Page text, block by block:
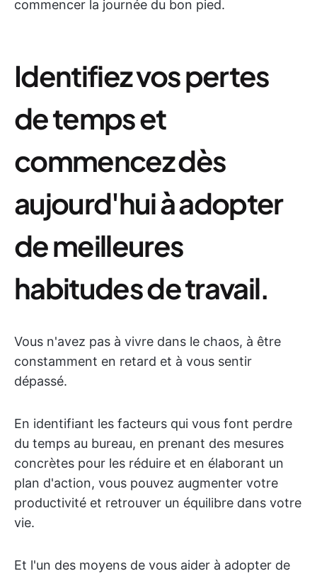
commencer la journée du bon pied.
Identifiez vos pertes
de temps et
commencez dès
aujourd'hui à adopter
de meilleures
habitudes de travail.
Vous n'avez pas à vivre dans le chaos, à être
constamment en retard et à vous sentir
dépassé.
En identifiant les facteurs qui vous font perdre
du temps au bureau, en prenant des mesures
concrètes pour les réduire et en élaborant un
plan d'action, vous pouvez augmenter votre
productivité et retrouver un équilibre dans votre
vie.
Et l'un des moyens de vous aider à adopter de